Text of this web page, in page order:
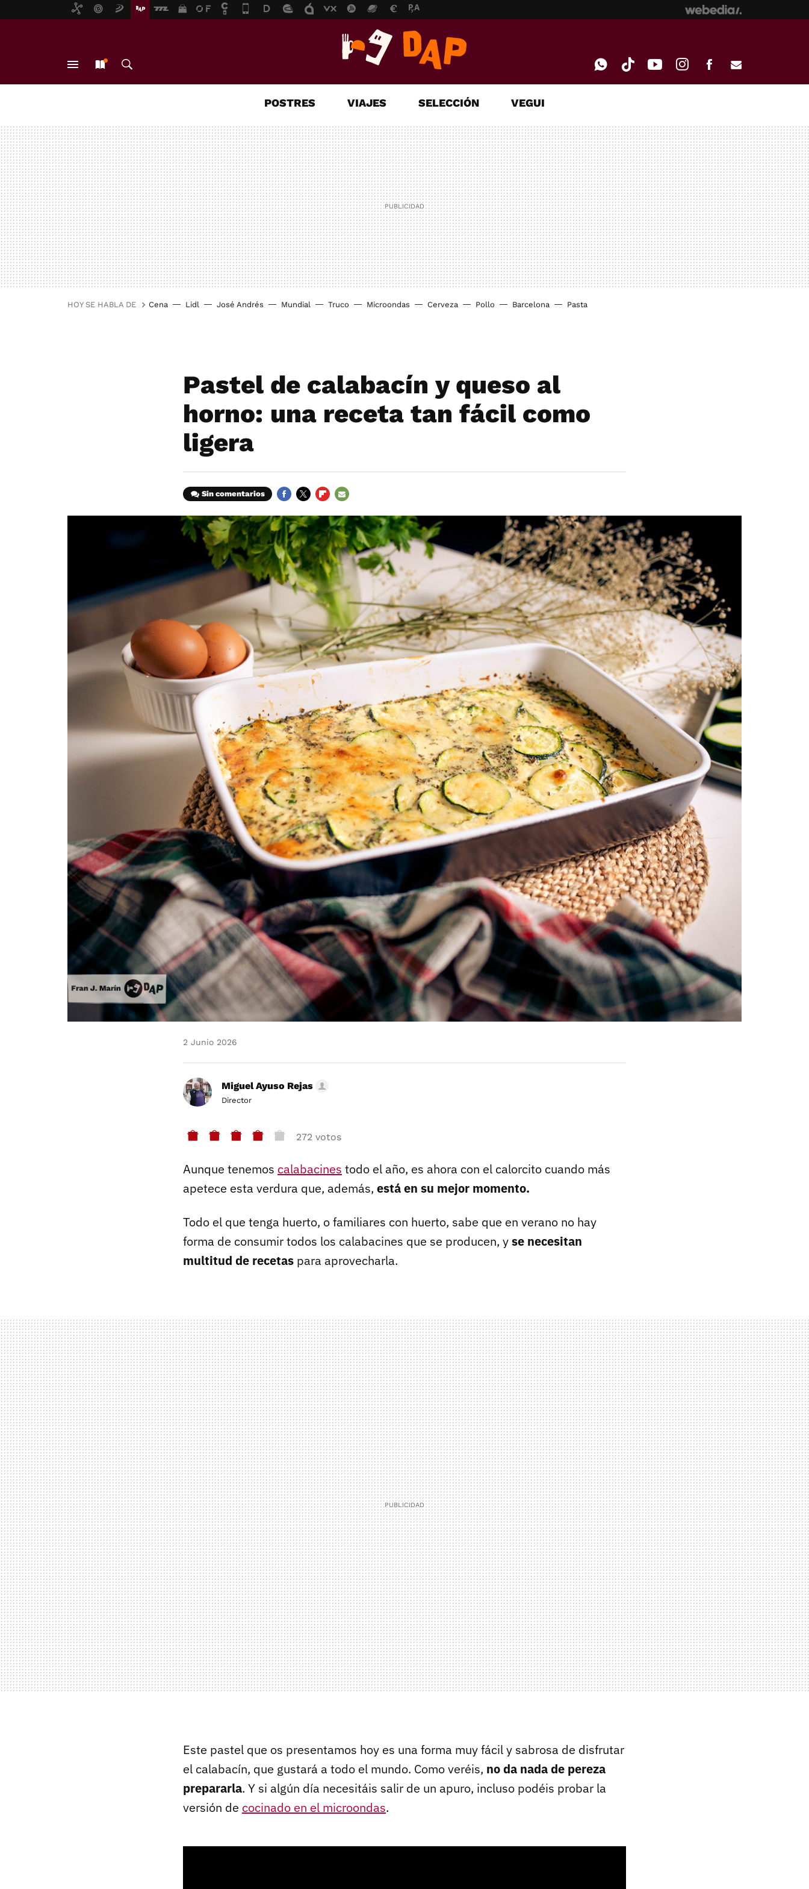
MAIL
POSTRES VIAJES SELECCIÓN VEGUI
HOY SE HABLA DE Cena Lidl José Andrés Mundial Truco Microondas Cerveza Pollo Barcelona Pasta
Pastel de calabacín y queso al
horno: una receta tan fácil como
ligera
Sin comentarios
MAIL
2 Junio 2026
Miguel Ayuso Rejas
Director
272 votos
Aunque tenemos calabacines todo el año, es ahora con el calorcito cuando más
apetece esta verdura que, además, está en su mejor momento.
Todo el que tenga huerto, o familiares con huerto, sabe que en verano no hay
forma de consumir todos los calabacines que se producen, yse necesitan
multitud de recetas para aprovecharla.
Este pastel que os presentamos hoy es una forma muy fácil y sabrosa de disfrutar
el calabacín, que gustará a todo el mundo. Como veréis, no da nada de pereza
prepararla. Y si algún día necesitáis salir de un apuro, incluso podéis probar la
versión de cocinado en el microondas.